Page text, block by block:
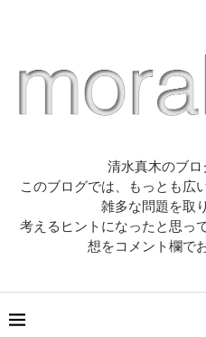
清水真木のブロ
このブログでは、もっとも広
雑多な問題を取
考えるヒントになったと思っ
想をコメント欄で